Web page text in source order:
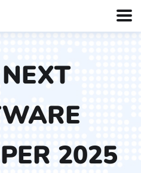
2025